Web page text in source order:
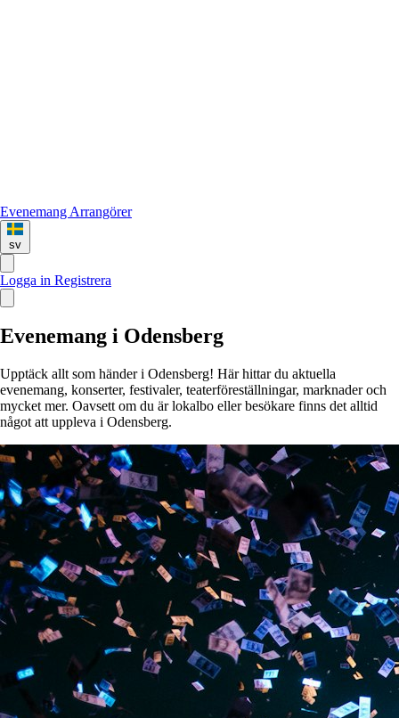
Evenemang Arrangörer
sv
Logga in Registrera
Evenemang i Odensberg
Upptäck allt som händer i Odensberg! Här hittar du aktuella
evenemang, konserter, festivaler, teaterföreställningar, marknader och
mycket mer. Oavsett om du är lokalbo eller besökare finns det alltid
något att uppleva i Odensberg.